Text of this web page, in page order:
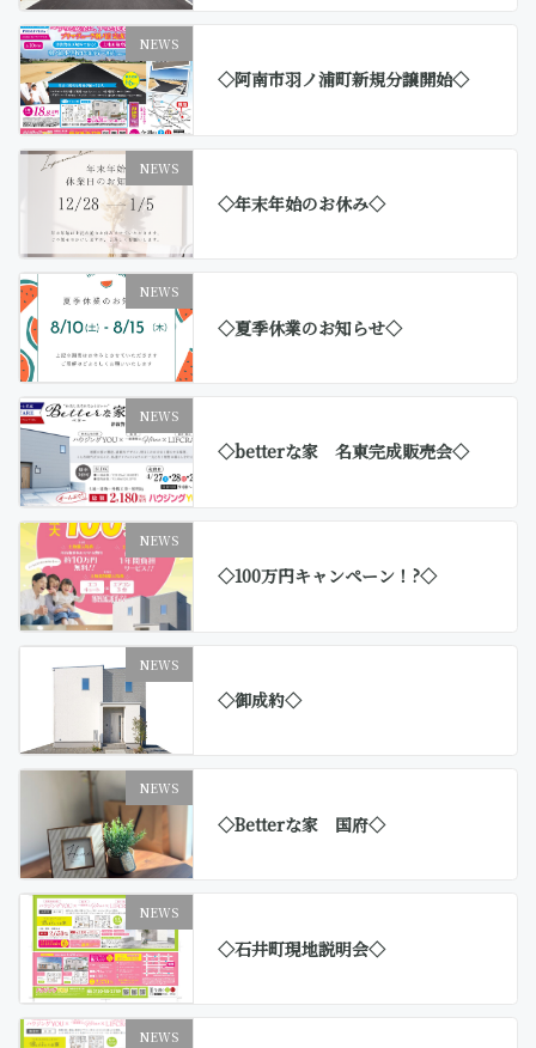
NEWS
◇阿南市羽ノ浦町新規分譲開始◇
NEWS
◇年末年始のお休み◇
NEWS
◇夏季休業のお知らせ◇
NEWS
◇betterな家 名東完成販売会◇
NEWS
◇100万円キャンペーン！?◇
NEWS
◇御成約◇
NEWS
◇Betterな家 国府◇
NEWS
◇石井町現地説明会◇
NEWS